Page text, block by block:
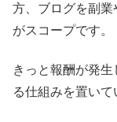
方、ブログを副
がスコープです。
きっと報酬が発
る仕組みを置い